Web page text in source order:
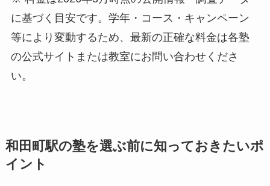
に基づく目安です。学年・コース・キャンペーン
等により変動するため、最新の正確な料金は各塾
の公式サイトまたは教室にお問い合わせくださ
い。
和田町駅の塾を選ぶ前に知っておきたいポ
イント